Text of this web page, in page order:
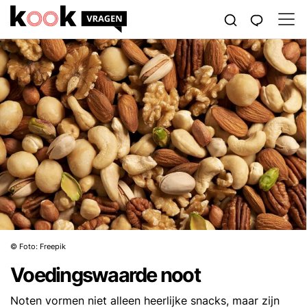
© Foto: Freepik
Voedingswaarde noot
Noten vormen niet alleen heerlijke snacks, maar zijn